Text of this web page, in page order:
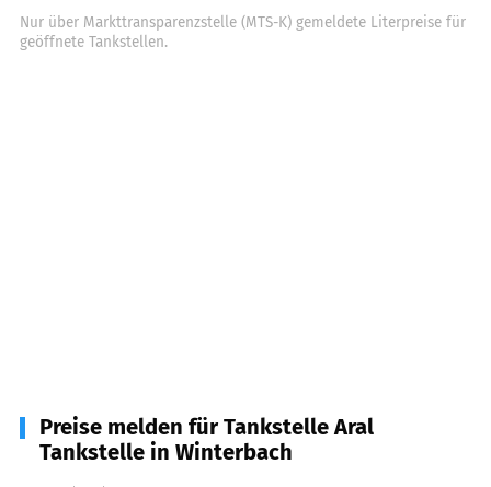
Nur über Markttransparenzstelle (MTS-K) gemeldete Literpreise für
geöffnete Tankstellen.
Preise melden für Tankstelle Aral
Tankstelle in Winterbach